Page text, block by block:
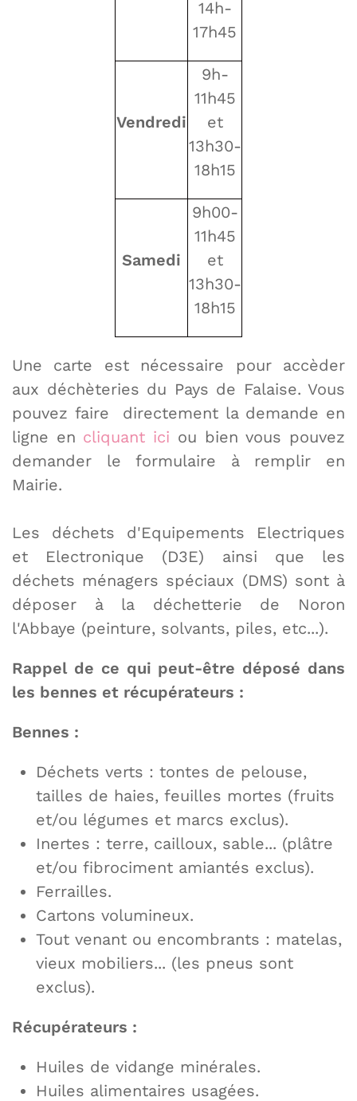
14h-
17h45
Vendredi
9h-
11h45
et
13h30-
18h15
Samedi
9h00-
11h45
et
13h30-
18h15
Une carte est nécessaire pour accèder
aux déchèteries du Pays de Falaise. Vous
pouvez faire directement la demande en
ligne en cliquant ici ou bien vous pouvez
demander le formulaire à remplir en
Mairie.
Les déchets d'Equipements Electriques
et Electronique (D3E) ainsi que les
déchets ménagers spéciaux (DMS) sont à
déposer à la déchetterie de Noron
l'Abbaye (peinture, solvants, piles, etc...).
Rappel de ce qui peut-être déposé dans
les bennes et récupérateurs :
Bennes :
Déchets verts : tontes de pelouse,
tailles de haies, feuilles mortes (fruits
et/ou légumes et marcs exclus).
Inertes : terre, cailloux, sable... (plâtre
et/ou fibrociment amiantés exclus).
Ferrailles.
Cartons volumineux.
Tout venant ou encombrants : matelas,
vieux mobiliers... (les pneus sont
exclus).
Récupérateurs :
Huiles de vidange minérales.
Huiles alimentaires usagées.